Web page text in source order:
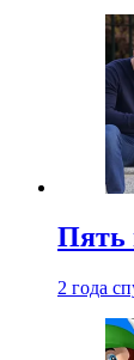
Пять
2 года